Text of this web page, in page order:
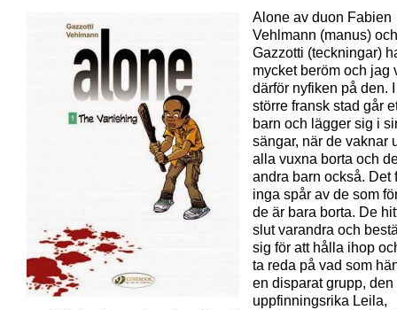
Alone av duon Fabien
Vehlmann (manus)
Gazzotti (teckningar)
mycket beröm och jag
därför nyfiken på den.
större fransk stad går
barn och lägger sig i
sängar, när de vaknar
alla vuxna borta och
andra barn också. Det
inga spår av de som
de är bara borta. De
slut varandra och
sig för att hålla ihop
ta reda på vad som
en disparat grupp, den
uppfinningsrika Leila,